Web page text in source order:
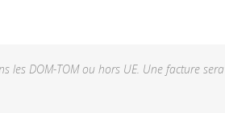
les DOM-TOM ou hors UE. Une facture sera